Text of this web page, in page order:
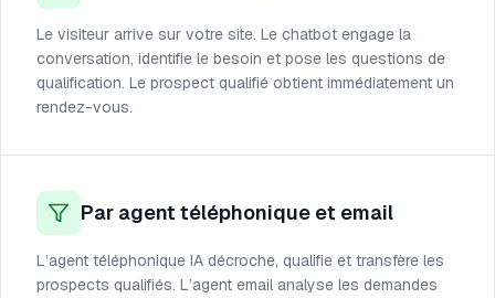
Le visiteur arrive sur votre site. Le chatbot engage la
conversation, identifie le besoin et pose les questions de
qualification. Le prospect qualifié obtient immédiatement un
rendez-vous.
Par agent téléphonique et email
L’agent téléphonique IA décroche, qualifie et transfère les
prospects qualifiés. L’agent email analyse les demandes